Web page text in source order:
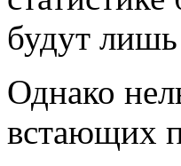
будут лишь
Однако
встающих